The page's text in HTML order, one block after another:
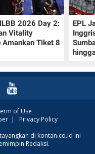
2026 Day 2:
Vitality
Amankan Tiket 8
EPL
of Use
| Privacy Policy
di kontan.co.id ini
Redaksi.